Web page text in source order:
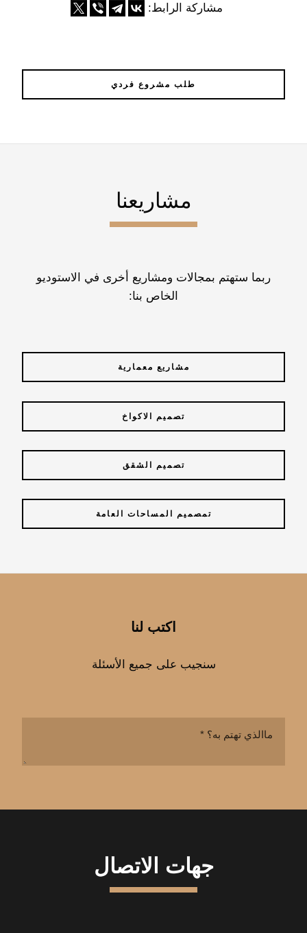
مشاركة الرابط:
طلب مشروع فردي
مشاريعنا
ربما ستهتم بمجالات ومشاريع أخرى في الاستوديو
الخاص بنا:
مشاريع معمارية
تصميم الاكواخ
تصميم الشقق
تمصميم المساحات العامة
اكتب لنا
سنجيب على جميع الأسئلة
جهات الاتصال